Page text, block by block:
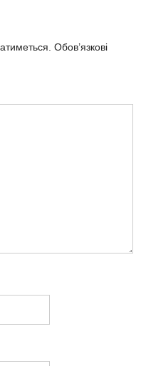
Обов’язкові